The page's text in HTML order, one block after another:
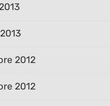
2012
2012